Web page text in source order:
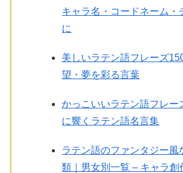
キャラ名・コードネーム・
に
美しいラテン語フレーズ
望・夢を彩る言葉
かっこいいラテン語フレー
に響くラテン語名言集
ラテン語のファンタジー風
類｜男女別一覧 – キャラ創